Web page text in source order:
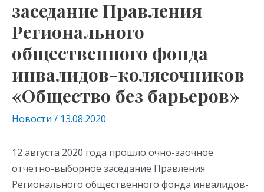
заседание Правления
Регионального
общественного фонда
инвалидов-колясочников
«Общество без барьеров»
Новости / 13.08.2020
12 августа 2020 года прошло очно-заочное
отчетно-выборное заседание Правления
Регионального общественного фонда инвалидов-